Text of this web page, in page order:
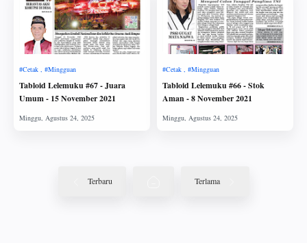
Tabloid Lelemuku #67 - Juara
Umum - 15 November 2021
Tabloid Lelemuku #66 - Stok
Aman - 8 November 2021
Terbaru Terlama